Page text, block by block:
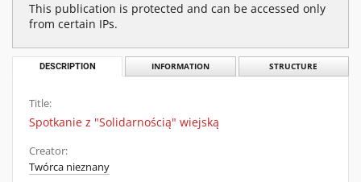
This publication is protected and can be accessed only
from certain IPs.
DESCRIPTION INFORMATION STRUCTURE
Title:
Spotkanie z "Solidarnością" wiejską
Creator:
Twórca nieznany